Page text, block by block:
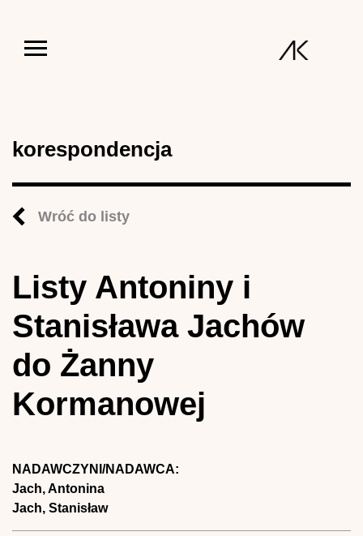
korespondencja
Wróć do listy
Listy Antoniny i
Stanisława Jachów
do Żanny
Kormanowej
NADAWCZYNI/NADAWCA:
Jach, Antonina
Jach, Stanisław